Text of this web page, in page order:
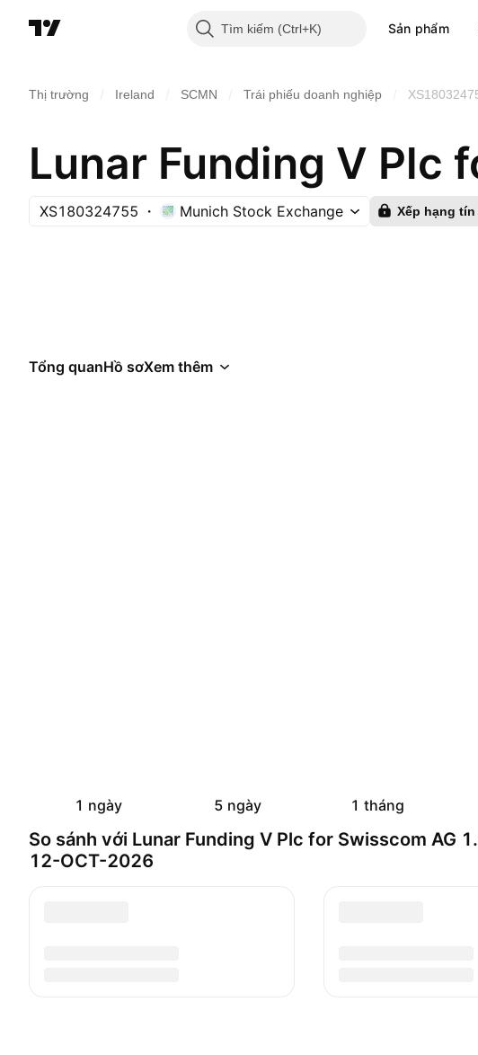
Tìm kiếm Sản phẩm
Thị trường Ireland SCMN Trái phiếu doanh nghiệp
XS180324755 Munich Stock Exchange Xếp hạng
Tổng quanHồ sơXem thêm
1 ngày 5 ngày 1 tháng
So sánh với Lunar Funding V Plc for Swisscom AG
12-OCT-2026